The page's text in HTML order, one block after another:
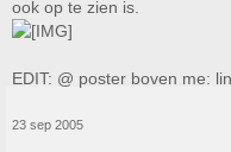
ook op te zien is.
EDIT: @ poster boven me:
23 sep 2005